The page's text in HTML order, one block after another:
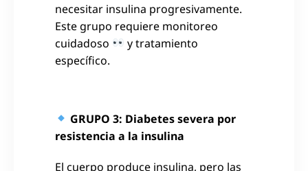
necesitar insulina progresivamente.
Este grupo requiere monitoreo
cuidadoso
y tratamiento
específico.
GRUPO 3: Diabetes severa por
resistencia a la insulina
El cuerpo produce insulina, pero las